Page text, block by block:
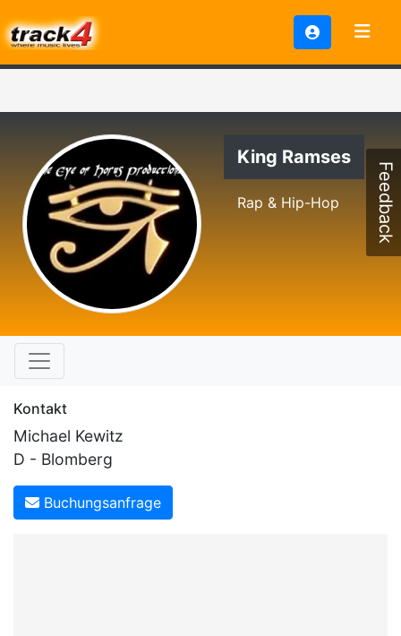
King Ramses
Rap & Hip-Hop
Kontakt
Michael Kewitz
D - Blomberg
Buchungsanfrage
Feedback